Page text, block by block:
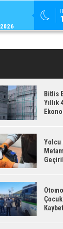
VAKASI TESPIT
Bitlis
Yıllık
Yolcu
Çocuk